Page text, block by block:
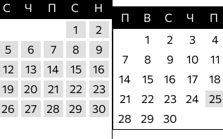
С Ч П С
Н
1
2
5 6 7 8
9
12 13 14 15
16
19 20 21 22
23
26 27 28 29
30
П
В С Ч П
1
2 3 4
7
8 9 10 11
14
15 16 17 18
21
22 23 24 25
28
29 30